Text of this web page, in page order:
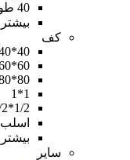
40 طول
بیشتر
کف
40*40
60*60
80*80
1*1
1/2*1/2
اسلب
بیشتر
سایر